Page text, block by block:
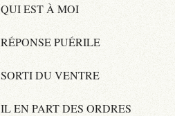
QUI EST À MOI
RÉPONSE PUÉRILE
SORTI DU VENTRE
IL EN PART DES ORDRES